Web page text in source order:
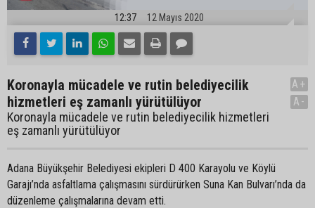
12:37 12 Mayıs 2020
Koronayla mücadele ve rutin belediyecilik
hizmetleri eş zamanlı yürütülüyor
Koronayla mücadele ve rutin belediyecilik hizmetleri
eş zamanlı yürütülüyor
A+
A-
Adana Büyükşehir Belediyesi ekipleri D 400 Karayolu ve Köylü
Garajı’nda asfaltlama çalışmasını sürdürürken Suna Kan Bulvarı’nda da
düzenleme çalışmalarına devam etti.